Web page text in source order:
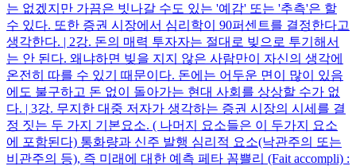
는 없겠지만 가끔은 빗나갈 수도 있는 '예감' 또는 '추측'은 할
수 있다. 또한 증권 시장에서 심리학이 90퍼센트를 결정한다고
생각한다. | 2강. 돈의 매력 투자자는 절대로 빚으로 투기해서
는 안 된다. 왜냐하면 빚을 지지 않은 사람만이 자신의 생각에
온전히 따를 수 있기 때문이다. 돈에는 어두운 면이 많이 있음
에도 불구하고 돈 없이 돌아가는 현대 사회를 상상할 수가 없
다. | 3강. 무지한 대중 저자가 생각하는 증권 시장의 시세를 결
정 짓는 두 가지 기본요소. ( 나머지 요소들은 이 두가지 요소
에 포함된다) 통화량과 신주 발행 심리적 요소(낙관주의 또는
비관주의 등), 즉 미래에 대한 예측 페타 꼼쁠리 (Fait accompli) :